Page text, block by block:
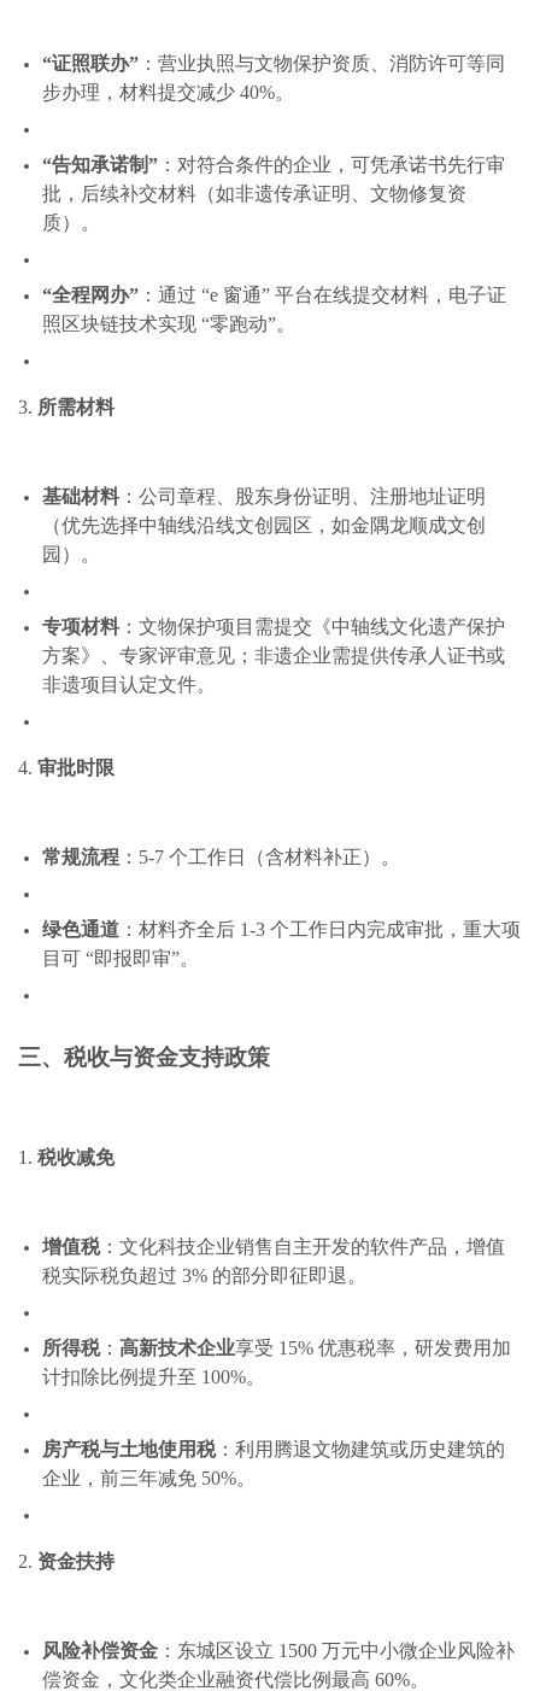
“证照联办” ：营业执照与文物保护资质、消防许可等同
步办理，材料提交减少 40%。
“告知承诺制” ：对符合条件的企业，可凭承诺书先行审
批，后续补交材料（如非遗传承证明、文物修复资
质）。
“全程网办” ：通过 “e 窗通” 平台在线提交材料，电子证
照区块链技术实现 “零跑动”。
3. 所需材料
基础材料：公司章程、股东身份证明、注册地址证明
（优先选择中轴线沿线文创园区，如金隅龙顺成文创
园）。
专项材料：文物保护项目需提交《中轴线文化遗产保护
方案》、专家评审意见；非遗企业需提供传承人证书或
非遗项目认定文件。
4. 审批时限
常规流程 ：5-7 个工作日（含材料补正）。
绿色通道 ：材料齐全后 1-3 个工作日内完成审批，重大项
目可 “即报即审”。
三、税收与资金支持政策
1. 税收减免
增值税：文化科技企业销售自主开发的软件产品，增值
税实际税负超过 3% 的部分即征即退。
所得税： 高新技术企业享受 15% 优惠税率，研发费用加
计扣除比例提升至 100%。
房产税与土地使用税：利用腾退文物建筑或历史建筑的
企业，前三年减免 50%。
2. 资金扶持
风险补偿资金 ：东城区设立 1500 万元中小微企业风险补
偿资金，文化类企业融资代偿比例最高 60%。